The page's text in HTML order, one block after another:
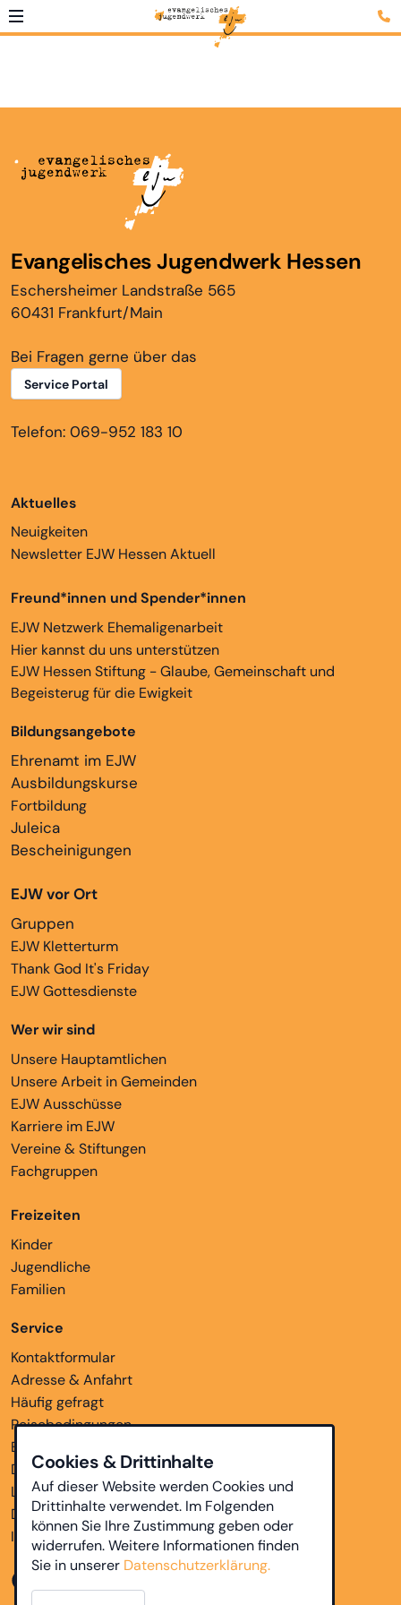
Evangelisches Jugendwerk Hessen
Eschersheimer Landstraße 565
60431 Frankfurt/Main
Bei Fragen gerne über das
Service Portal
Telefon: 069-952 183 10
Aktuelles
Neuigkeiten
Newsletter EJW Hessen Aktuell
Freund*innen und Spender*innen
EJW Netzwerk Ehemaligenarbeit
Hier kannst du uns unterstützen
EJW Hessen Stiftung - Glaube, Gemeinschaft und
Begeisterug für die Ewigkeit
Bildungsangebote
Ehrenamt im EJW
Ausbildungskurse
Fortbildung
Juleica
Bescheinigungen
EJW vor Ort
Gruppen
EJW Kletterturm
Thank God It's Friday
EJW Gottesdienste
Wer wir sind
Unsere Hauptamtlichen
Unsere Arbeit in Gemeinden
EJW Ausschüsse
Karriere im EJW
Vereine & Stiftungen
Fachgruppen
Freizeiten
Kinder
Jugendliche
Familien
Service
Kontaktformular
Adresse & Anfahrt
Häufig gefragt
Reisebedingungen
Bankverbindungen
Downloads
Links
Datenschutz
Impressum
Cookies & Drittinhalte
Auf dieser Website werden Cookies und
Drittinhalte verwendet. Im Folgenden
können Sie Ihre Zustimmung geben oder
widerrufen. Weitere Informationen finden
Sie in unserer Datenschutzerklärung.